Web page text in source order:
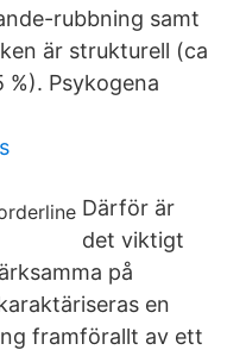
rubbning samt
är strukturell (ca
%). Psykogena
Därför är
det viktigt
på
en
framförallt av ett